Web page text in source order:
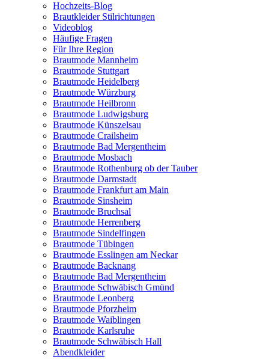
Hochzeits-Blog
Brautkleider Stilrichtungen
Videoblog
Häufige Fragen
Für Ihre Region
Brautmode Mannheim
Brautmode Stuttgart
Brautmode Heidelberg
Brautmode Würzburg
Brautmode Heilbronn
Brautmode Ludwigsburg
Brautmode Künszelsau
Brautmode Crailsheim
Brautmode Bad Mergentheim
Brautmode Mosbach
Brautmode Rothenburg ob der Tauber
Brautmode Darmstadt
Brautmode Frankfurt am Main
Brautmode Sinsheim
Brautmode Bruchsal
Brautmode Herrenberg
Brautmode Sindelfingen
Brautmode Tübingen
Brautmode Esslingen am Neckar
Brautmode Backnang
Brautmode Bad Mergentheim
Brautmode Schwäbisch Gmünd
Brautmode Leonberg
Brautmode Pforzheim
Brautmode Waiblingen
Brautmode Karlsruhe
Brautmode Schwäbisch Hall
Abendkleider